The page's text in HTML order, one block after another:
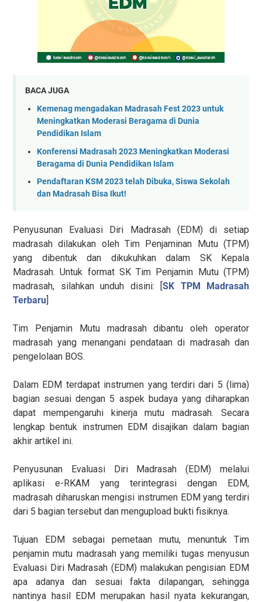
BACA JUGA
Kemenag mengadakan Madrasah Fest 2023 untuk
Meningkatkan Moderasi Beragama di Dunia
Pendidikan Islam
Konferensi Madrasah 2023 Meningkatkan Moderasi
Beragama di Dunia Pendidikan Islam
Pendaftaran KSM 2023 telah Dibuka, Siswa Sekolah
dan Madrasah Bisa Ikut!
Penyusunan Evaluasi Diri Madrasah (EDM) di setiap
madrasah dilakukan oleh Tim Penjaminan Mutu (TPM)
yang dibentuk dan dikukuhkan dalam SK Kepala
Madrasah. Untuk format SK Tim Penjamin Mutu (TPM)
madrasah, silahkan unduh disini: [SK TPM Madrasah
Terbaru]
Tim Penjamin Mutu madrasah dibantu oleh operator
madrasah yang menangani pendataan di madrasah dan
pengelolaan BOS.
Dalam EDM terdapat instrumen yang terdiri dari 5 (lima)
bagian sesuai dengan 5 aspek budaya yang diharapkan
dapat mempengaruhi kinerja mutu madrasah. Secara
lengkap bentuk instrumen EDM disajikan dalam bagian
akhir artikel ini.
Penyusunan Evaluasi Diri Madrasah (EDM) melalui
aplikasi e-RKAM yang terintegrasi dengan EDM,
madrasah diharuskan mengisi instrumen EDM yang terdiri
dari 5 bagian tersebut dan mengupload bukti fisiknya.
Tujuan EDM sebagai pemetaan mutu, menuntuk Tim
penjamin mutu madrasah yang memiliki tugas menyusun
Evaluasi Diri Madrasah (EDM) malakukan pengisian EDM
apa adanya dan sesuai fakta dilapangan, sehingga
nantinya hasil EDM merupakan hasil nyata kekurangan,